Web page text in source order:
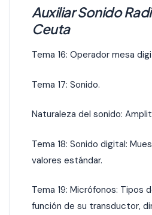
Auxiliar Sonido
Ceuta
Tema 16: Operador mesa
Tema 17: Sonido.
Naturaleza del sonido:
Tema 18: Sonido digital:
valores estándar.
Tema 19: Micrófonos: Tipos
función de su transductor,